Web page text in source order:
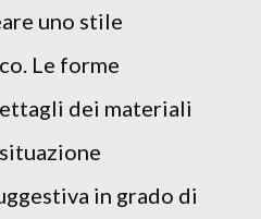
uno stile
Le forme
dei materiali
in grado di